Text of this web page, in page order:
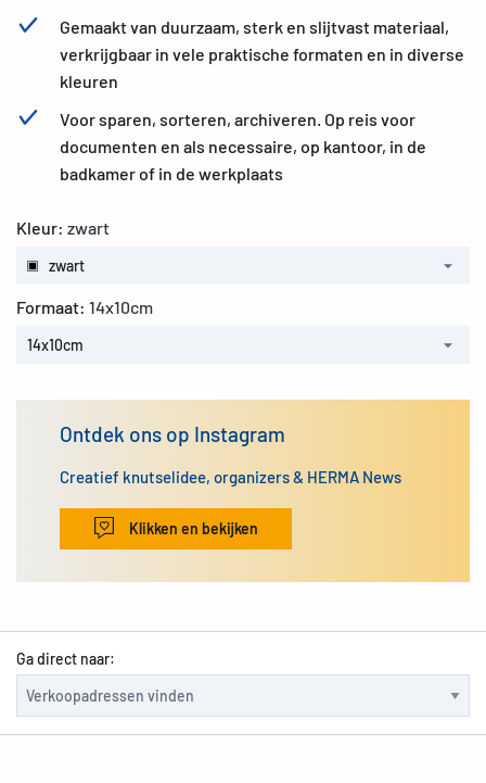
Gemaakt van duurzaam, sterk en slijtvast materiaal,
verkrijgbaar in vele praktische formaten en in diverse
kleuren
Voor sparen, sorteren, archiveren. Op reis voor
documenten en als necessaire, op kantoor, in de
badkamer of in de werkplaats
Kleur: zwart
zwart
Formaat: 14x10cm
14x10cm
Ontdek ons op Instagram
Creatief knutselidee, organizers & HERMA News
Klikken en bekijken
Ga direct naar: